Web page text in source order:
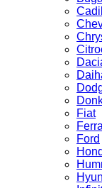
Fiat
Ford